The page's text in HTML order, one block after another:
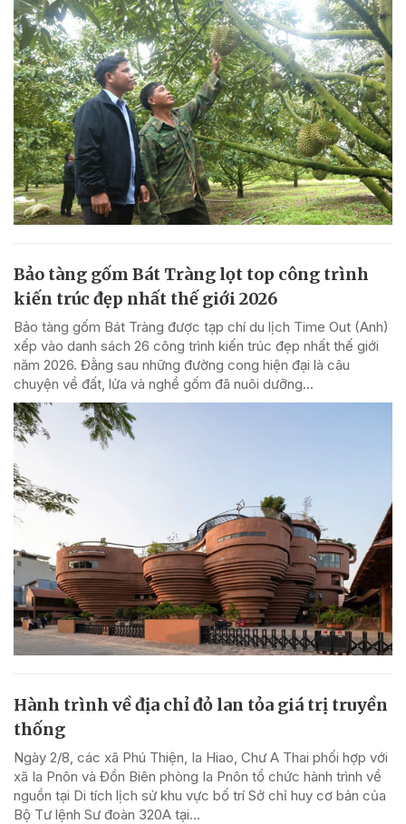
Bảo tàng gốm Bát Tràng lọt top công trình
kiến trúc đẹp nhất thế giới 2026
Bảo tàng gốm Bát Tràng được tạp chí du lịch Time Out (Anh)
xếp vào danh sách 26 công trình kiến trúc đẹp nhất thế giới
năm 2026. Đằng sau những đường cong hiện đại là câu
chuyện về đất, lửa và nghề gốm đã nuôi dưỡng...
Hành trình về địa chỉ đỏ lan tỏa giá trị truyền
thống
Ngày 2/8, các xã Phú Thiện, Ia Hiao, Chư A Thai phối hợp với
xã Ia Pnôn và Đồn Biên phòng Ia Pnôn tổ chức hành trình về
nguồn tại Di tích lịch sử khu vực bố trí Sở chỉ huy cơ bản của
Bộ Tư lệnh Sư đoàn 320A tại...